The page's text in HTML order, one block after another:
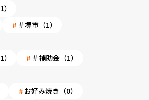
＃堺市（1）
＃補助金（1）
お好み焼き（0）